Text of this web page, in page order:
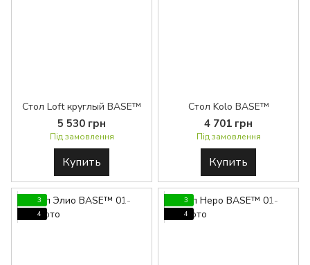
Стол Loft круглый BASE™
5 530 грн
Під замовлення
Купить
Стол Kolo BASE™
4 701 грн
Під замовлення
Купить
3
4
3
4